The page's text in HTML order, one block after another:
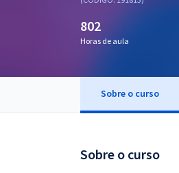
OAB
802
Horas de aula
Sobre o curso
Sobre o curso